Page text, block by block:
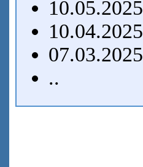
10.05.2025
10.04.2025
07.03.2025
..